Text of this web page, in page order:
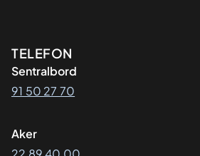
Kontaktinformasjon
TELEFON
Sentralbord
91 50 27 70
Aker